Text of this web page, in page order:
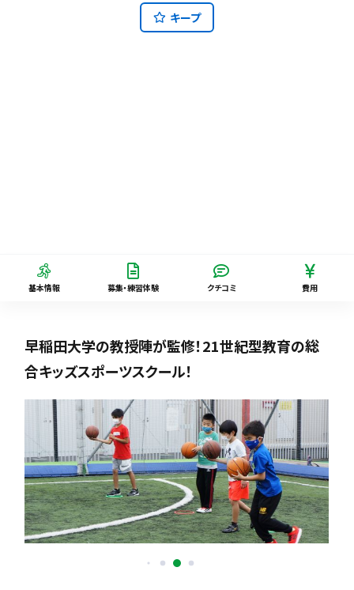
キープ
基本情報 募集・練習体験 クチコミ 費用
早稲田大学の教授陣が監修！21世紀型教育の総
合キッズスポーツスクール！